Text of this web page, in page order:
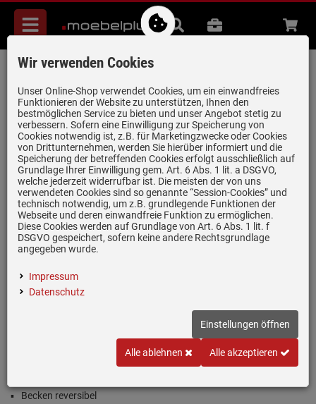
Menü
Suche
B2B Beratung
Franke Basis BFG 651-97 Steingrau -
114.0256.627 Granitspüle
Artikel-Nummer:19931189 | Herstellernummer: 114.0256.627 |
EAN:7612980895960
Inklusive 5 Jahre Garantie
Becken reversibel
Wir verwenden Cookies
Unser Online-Shop verwendet Cookies, um ein einwandfreies
Funktionieren der Website zu unterstützen, Ihnen den
bestmöglichen Service zu bieten und unser Angebot stetig zu
verbessern. Sofern eine Einwilligung zur Speicherung von
Cookies notwendig ist, z.B. für Marketingzwecke oder Cookies
von Drittunternehmen, werden Sie hierüber informiert und die
Speicherung der betreffenden Cookies erfolgt ausschließlich auf
Grundlage Ihrer Einwilligung gem. Art. 6 Abs. 1 lit. a DSGVO,
welche jederzeit widerrufbar ist. Die meisten der von uns
verwendeten Cookies sind so genannte “Session-Cookies” und
technisch notwendig, um z.B. grundlegende Funktionen der
Webseite und deren einwandfreie Funktion zu ermöglichen.
Diese Cookies werden auf Grundlage von Art. 6 Abs. 1 lit. f
DSGVO gespeichert, sofern keine andere Rechtsgrundlage
angegeben wurde.
Impressum
Datenschutz
Einstellungen öffnen
Alle ablehnen Alle akzeptieren